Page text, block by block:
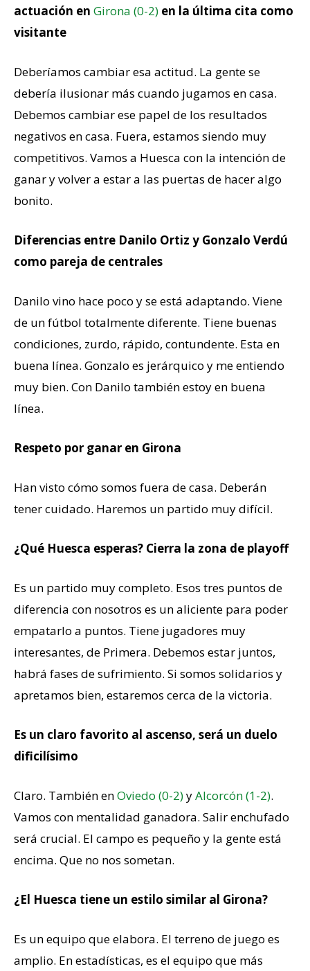
actuación en Girona (0-2) en la última cita como
visitante
Deberíamos cambiar esa actitud. La gente se
debería ilusionar más cuando jugamos en casa.
Debemos cambiar ese papel de los resultados
negativos en casa. Fuera, estamos siendo muy
competitivos. Vamos a Huesca con la intención de
ganar y volver a estar a las puertas de hacer algo
bonito.
Diferencias entre Danilo Ortiz y Gonzalo Verdú
como pareja de centrales
Danilo vino hace poco y se está adaptando. Viene
de un fútbol totalmente diferente. Tiene buenas
condiciones, zurdo, rápido, contundente. Esta en
buena línea. Gonzalo es jerárquico y me entiendo
muy bien. Con Danilo también estoy en buena
línea.
Respeto por ganar en Girona
Han visto cómo somos fuera de casa. Deberán
tener cuidado. Haremos un partido muy difícil.
¿Qué Huesca esperas? Cierra la zona de playoff
Es un partido muy completo. Esos tres puntos de
diferencia con nosotros es un aliciente para poder
empatarlo a puntos. Tiene jugadores muy
interesantes, de Primera. Debemos estar juntos,
habrá fases de sufrimiento. Si somos solidarios y
apretamos bien, estaremos cerca de la victoria.
Es un claro favorito al ascenso, será un duelo
dificilísimo
Claro. También enOviedo (0-2)yAlcorcón (1-2).
Vamos con mentalidad ganadora. Salir enchufado
será crucial. El campo es pequeño y la gente está
encima. Que no nos sometan.
¿El Huesca tiene un estilo similar al Girona?
Es un equipo que elabora. El terreno de juego es
amplio. En estadísticas, es el equipo que más